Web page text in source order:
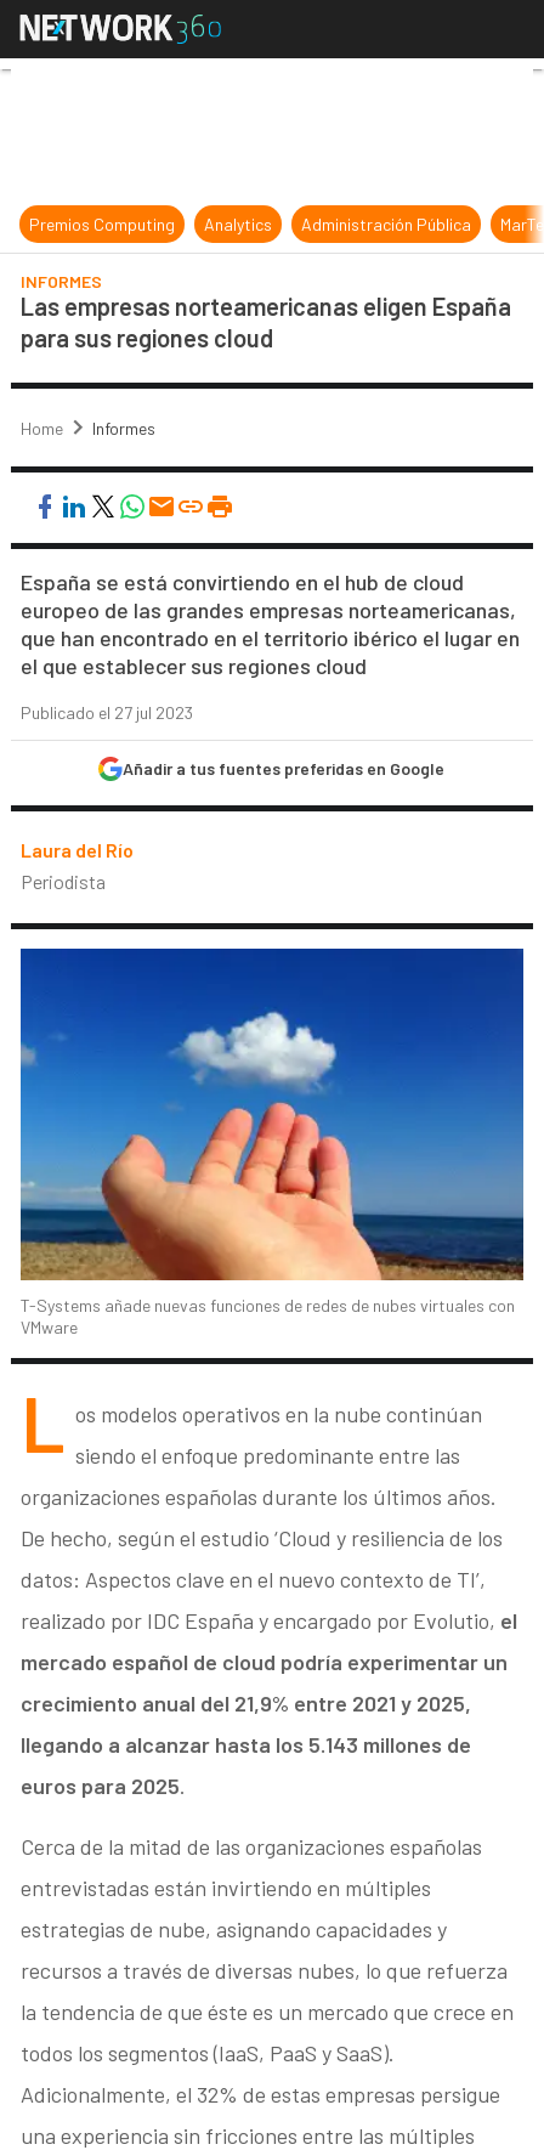
Las empresas norteamericanas
Premios Computing Analytics Administración Pública
INFORMES
Las empresas norteamericanas eligen España
para sus regiones cloud
Home Informes
España se está convirtiendo en el hub de cloud
europeo de las grandes empresas norteamericanas,
que han encontrado en el territorio ibérico el lugar en
el que establecer sus regiones cloud
Publicado el 27 jul 2023
Añadir a tus fuentes preferidas en Google
Laura del Río
Periodista
T-Systems añade nuevas funciones de redes de nubes virtuales con
VMware
L os modelos operativos en la nube continúan
siendo el enfoque predominante entre las
organizaciones españolas durante los últimos años.
De hecho, según el estudio ‘Cloud y resiliencia de los
datos: Aspectos clave en el nuevo contexto de TI’,
realizado por IDC España y encargado por Evolutio, el
mercado español de cloud podría experimentar un
crecimiento anual del 21,9% entre 2021 y 2025,
llegando a alcanzar hasta los 5.143 millones de
euros para 2025.
Cerca de la mitad de las organizaciones españolas
entrevistadas están invirtiendo en múltiples
estrategias de nube, asignando capacidades y
recursos a través de diversas nubes, lo que refuerza
la tendencia de que éste es un mercado que crece en
todos los segmentos (IaaS, PaaS y SaaS).
Adicionalmente, el 32% de estas empresas persigue
una experiencia sin fricciones entre las múltiples